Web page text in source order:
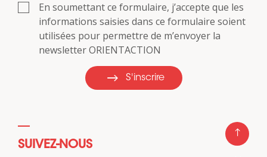
En soumettant ce formulaire, j’accepte que les
informations saisies dans ce formulaire soient
utilisées pour permettre de m’envoyer la
newsletter ORIENTACTION
S'inscrire
SUIVEZ-NOUS